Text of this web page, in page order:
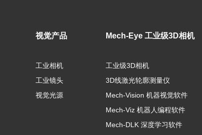
视觉产品
工业相机
工业镜头
视觉光源
Mech-Eye 工业级3D相机
工业级3D相机
3D线激光轮廓测量仪
Mech-Vision 机器视觉软件
Mech-Viz 机器人编程软件
Mech-DLK 深度学习软件